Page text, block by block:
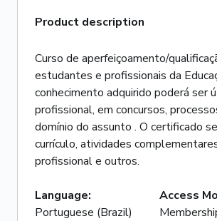
Product description
Curso de aperfeiçoamento/
estudantes e profissionais da
conhecimento adquirido poderá ser
profissional, em concursos,
domínio do assunto . O certificado
currículo, atividades
profissional e outros.
Language:
Portuguese (Brazil)
Access